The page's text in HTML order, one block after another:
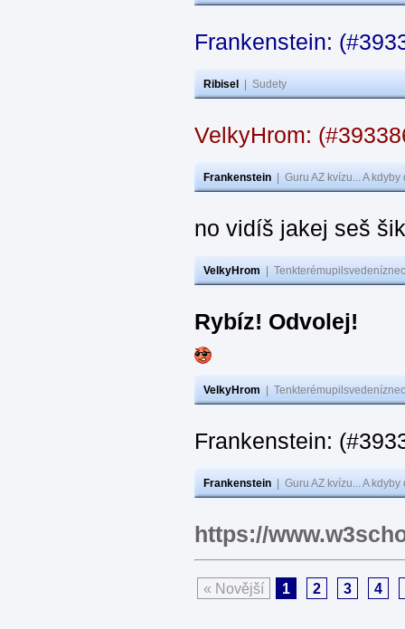
Frankenstein:
Ribisel Sudety
VelkyHrom:
Frankenstein Guru AZ kvízu... A
no vidíš jakej seš
VelkyHrom
Rybíz! Odvolej!
VelkyHrom
Frankenstein:
Frankenstein Guru AZ kvízu... A
https://
« Novější 1 2 3 4